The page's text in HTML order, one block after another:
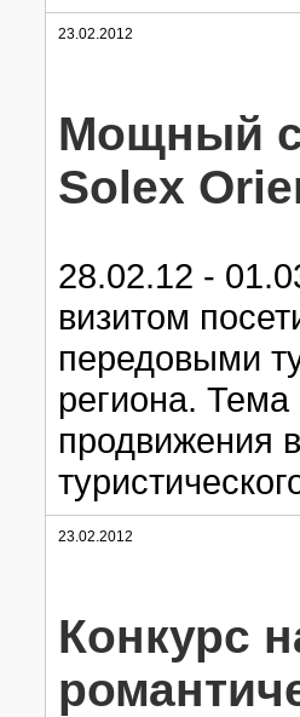
23.02.2012
Мощный
Solex
28.02.12 -
визитом
передовыми
региона.
продвижения
23.02.2012
Конкурс